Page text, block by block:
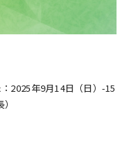
2025年9月14日（日）-15